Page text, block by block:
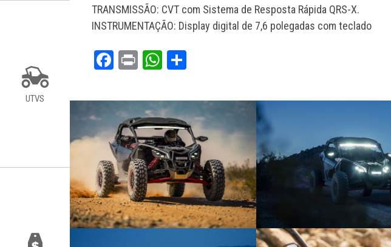
UTVS
TRANSMISSÃO: CVT com Sistema de Resposta Rápida QRS-X.
INSTRUMENTAÇÃO: Display digital de 7,6 polegadas com teclado
Facebook
PrintWhatsApp